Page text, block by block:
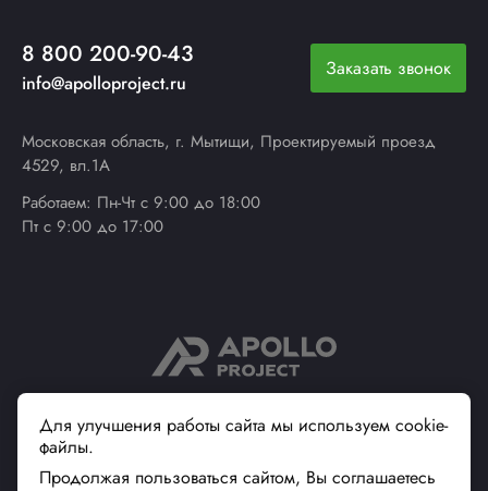
современной упаковки
8 800 200-90-43
info@apolloproject.ru
Заказать звонок
Московская область, г. Мытищи, Проектируемый проезд
4529, вл.1А
Работаем: Пн-Чт с 9:00 до 18:00
Пт с 9:00 до 17:00
Для улучшения работы сайта мы используем cookie-
файлы.
Продолжая пользоваться сайтом, Вы соглашаетесь